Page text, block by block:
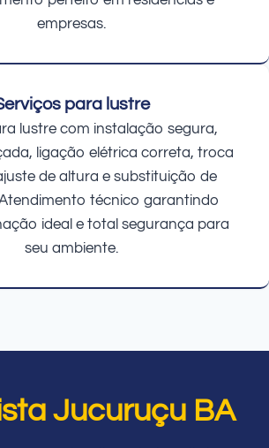
empresas.
para lustre
lustre com instalação segura,
ligação elétrica correta, troca
de altura e substituição de
técnico garantindo
ideal e total segurança para
seu ambiente.
Jucuruçu BA